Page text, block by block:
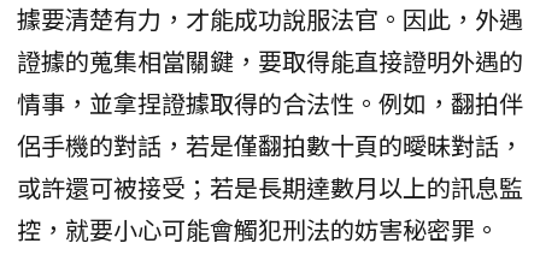
據要清楚有力，才能成功說服法官。因此，外遇
證據的蒐集相當關鍵，要取得能直接證明外遇的
情事，並拿捏證據取得的合法性。例如，翻拍伴
侶手機的對話，若是僅翻拍數十頁的曖昧對話，
或許還可被接受；若是長期達數月以上的訊息監
控，就要小心可能會觸犯刑法的妨害秘密罪。